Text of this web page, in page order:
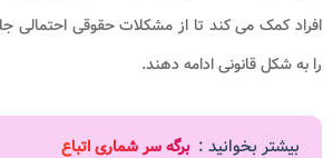
افراد کمک می کند تا از مشکلات حقوقی احتمالی
را به شکل قانونی ادامه دهند.
بیشتر بخوانید : برگه سر شماری اتباع